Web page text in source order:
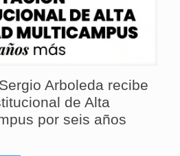
Arboleda recibe
de Alta
por seis años